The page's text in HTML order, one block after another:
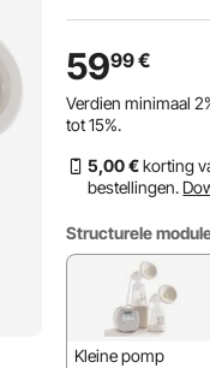
5999€
Verdien minimaal
tot15%.
5,00 €korting
bestellingen.
Structurele
Kleine pomp